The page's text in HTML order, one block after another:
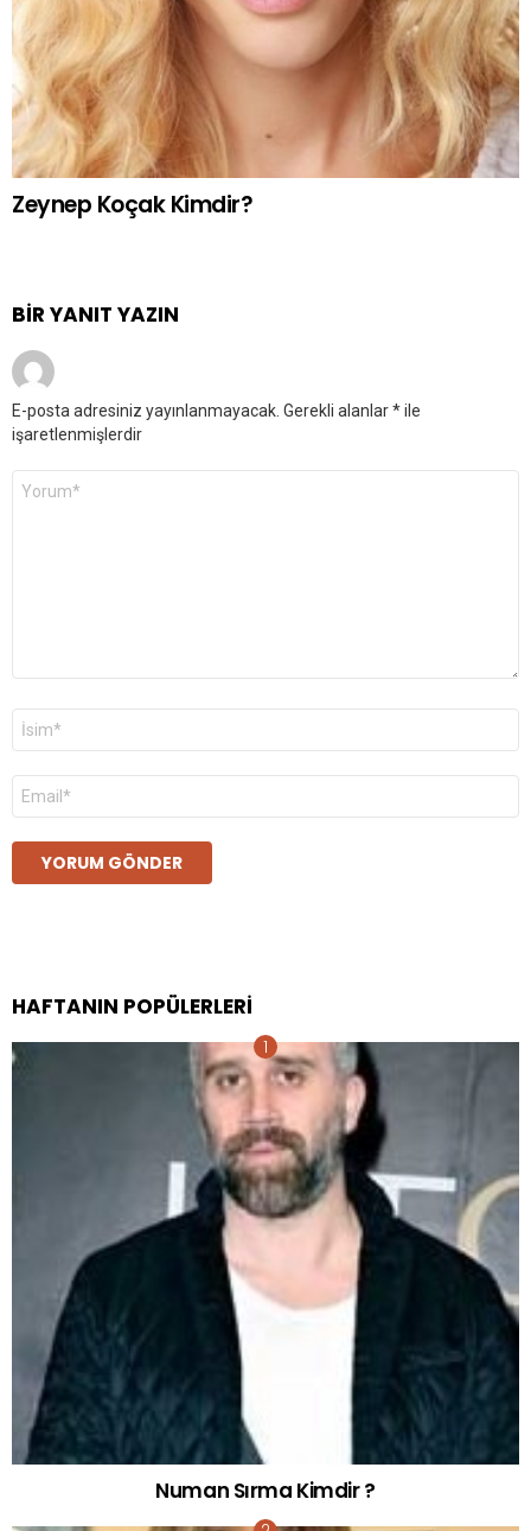
Zeynep Koçak Kimdir?
BIR YANIT YAZIN
E-posta adresiniz yayınlanmayacak. Gerekli alanlar*ile
işaretlenmişlerdir
Yorum
Ad
E-
posta
*
HAFTANIN POPÜLERLERI
Numan Sırma Kimdir ?